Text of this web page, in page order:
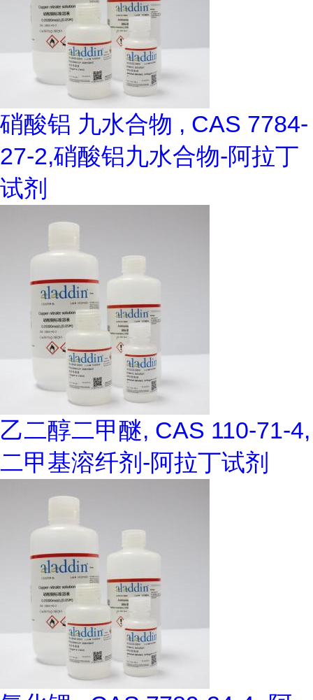
硝酸铝 九水合物 , CAS 7784-
27-2,硝酸铝九水合物-阿拉丁
试剂
乙二醇二甲醚, CAS 110-71-4,
二甲基溶纤剂-阿拉丁试剂